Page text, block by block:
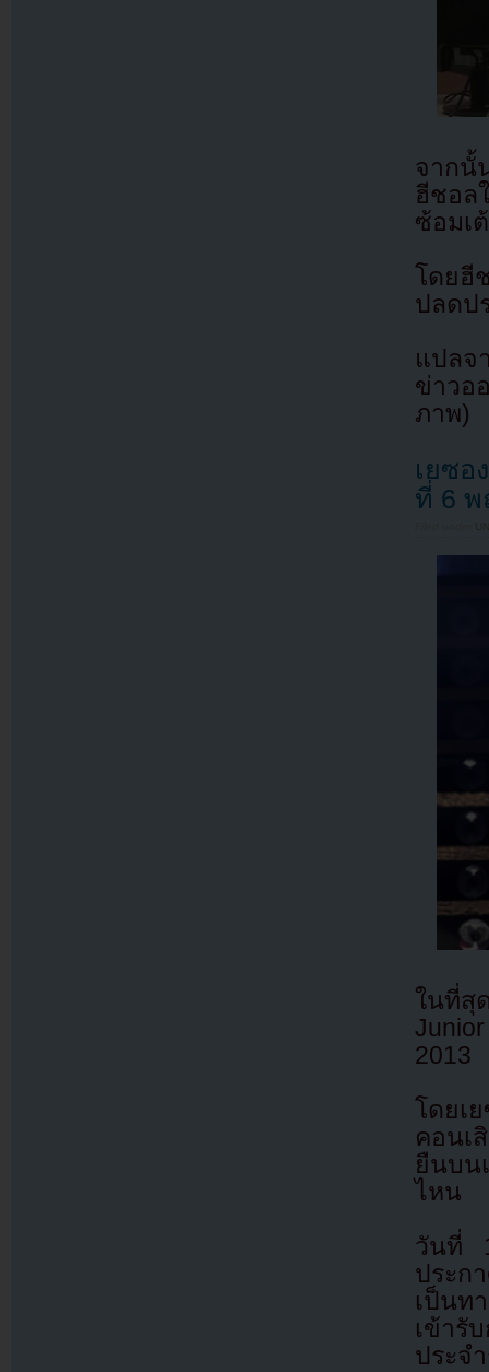
จากนั้
ฮีชอล
ซ้อมเ
โดยฮี
ปลดป
แปล
ข่าวอ
ภาพ)
เยซอ
ที่ 6 พ
ในที่
2013
โดยเ
คอนเ
ยืนบน
ไหน
วันที่
ประก
เป็นท
เข้ารั
ประจ